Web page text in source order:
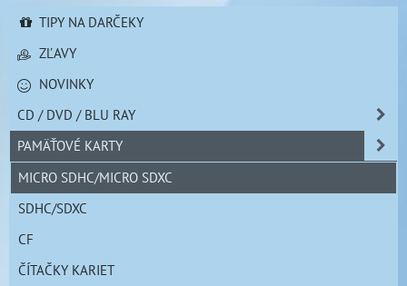
TIPY NA DARČEKY
ZĽAVY
NOVINKY
CD / DVD / BLU RAY
PAMÄŤOVÉ KARTY
MICRO SDHC/MICRO SDXC
SDHC/SDXC
CF
ČÍTAČKY KARIET